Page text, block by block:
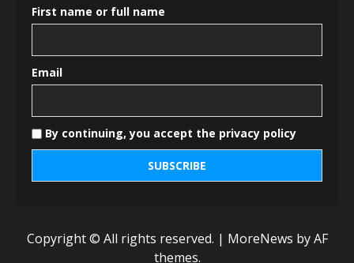
First name or full name
Email
By continuing, you accept the privacy policy
Copyright © All rights reserved. | MoreNews by AF
themes.